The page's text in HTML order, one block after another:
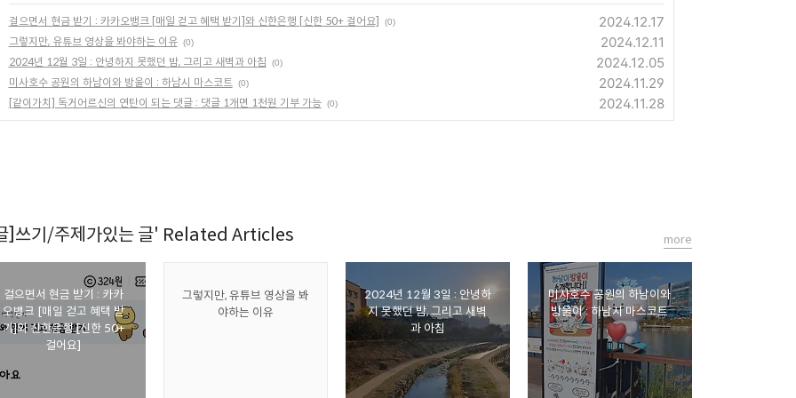
걸으면서 현금 받기 : 카카오뱅크 [매일 걷고 혜택 받기]와 신한은행 [신한 50+ 걸어요] (0) 2024.12.17
그렇지만, 유튜브 영상을 봐야하는 이유 (0) 2024.12.11
2024년 12월 3일 : 안녕하지 못했던 밤, 그리고 새벽과 아침 (0) 2024.12.05
미사호수 공원의 하남이와 방울이 : 하남시 마스코트 (0) 2024.11.29
[같이가치] 독거어르신의 연탄이 되는 댓글 : 댓글 1개면 1천원 기부 가능 (0) 2024.11.28
]쓰기/주제가있는 글' Related Articles
걸으면서 현금 받기 : 카카
오뱅크 [매일 걷고 혜택 받
기]와 신한은행 [신한 50+
걸어요]
그렇지만, 유튜브 영상을 봐
야하는 이유
2024년 12월 3일 : 안녕하
지 못했던 밤, 그리고 새벽
과 아침
미사호수 공원의 하남이와
방울이 : 하남시 마스코트
more